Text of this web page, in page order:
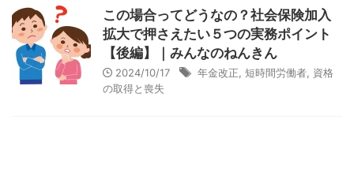
この場合ってどうなの？社会保険加入
拡大で押さえたい５つの実務ポイント
【後編】｜みんなのねんきん
2024/10/17 年金改正 短時間労働者 資格
の取得と喪失